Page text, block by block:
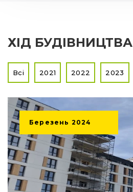
ХІД БУДІВНИЦТВА
Всі 2021 2022 2023
Березень 2024